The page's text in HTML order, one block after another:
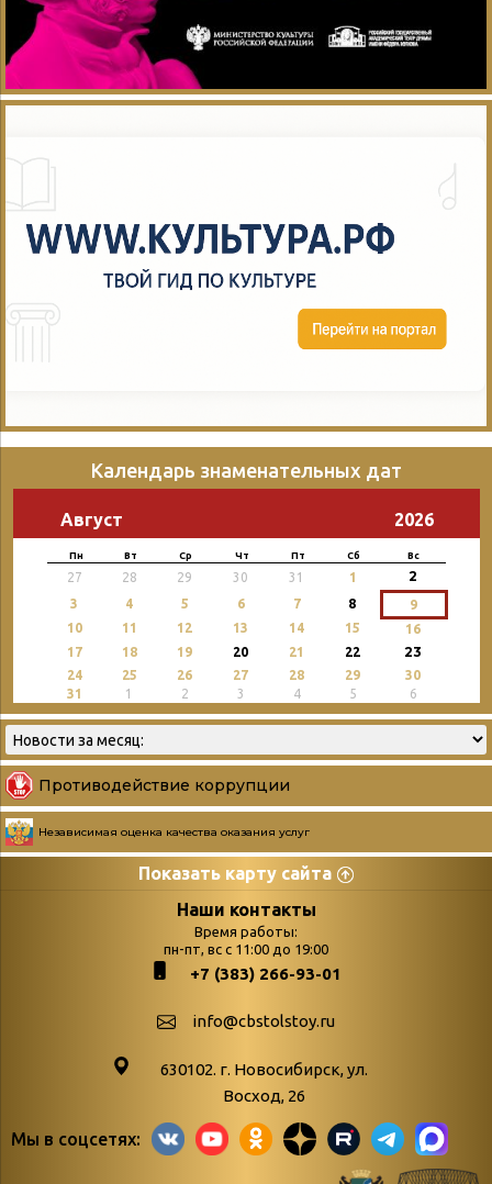
Календарь знаменательных дат
Август 2026
Пн Вт Ср Чт Пт Сб Вс
27 28 29 30 31 1 2
3 4 5 6 7 8
9
10
11 12 13 14 15
16
17
18 19 20 21 22 23
24 25 26 27 28 29
30
31
1 2 3 4 5 6
Противодействие коррупции
Независимая оценка качества оказания услуг
Показать карту сайта
Страницы
podvedenie-itogov-festivalya-
paskhalnaya-palitra
Библионочь – как ярмарка точь-в-
поступлений
Война. Народ.
живые»
Наши контакты
Время работы:
пн-пт, вс с 11:00 до 19:00
+7 (383) 266-93-01
info@cbstolstoy.ru
630102. г. Новосибирск, ул.
Восход, 26
Мы в соцсетях: